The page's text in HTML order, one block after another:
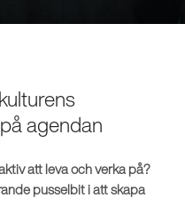
agendan
att leva och verka på?
pusselbit i att skapa